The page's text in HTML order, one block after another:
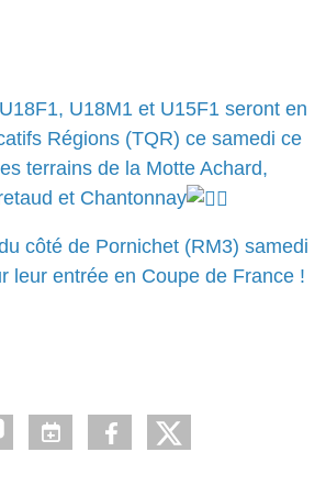
U18M1 et U15F1 seront en
Régions (TQR) ce samedi ce
terrains de la Motte Achard,
et Chantonnay
côté de Pornichet (RM3) samedi
leur entrée en Coupe de France !